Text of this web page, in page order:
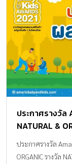
ประกาศรางวัล
NATURAL &
ประกาศรางวัล
ORGANIC รางวัล